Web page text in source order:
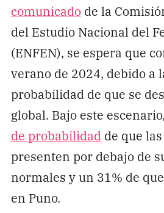
comunicadode la
del Estudio Nacional del
(ENFEN), se espera que
verano de 2024, debido a
probabilidad de que se
global. Bajo este
de probabilidadde que
presenten por debajo de
normales y un 31% de
en Puno.